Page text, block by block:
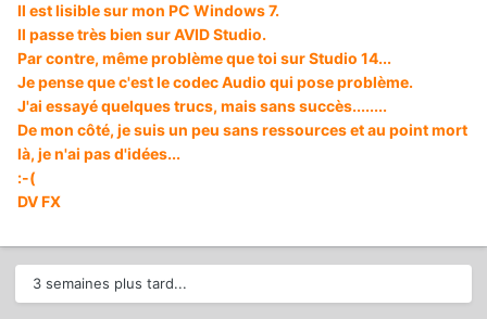
Il est lisible sur mon PC Windows 7.
Il passe très bien sur AVID Studio.
Par contre, même problème que toi sur Studio 14...
Je pense que c'est le codec Audio qui pose problème.
J'ai essayé quelques trucs, mais sans succès........
De mon côté, je suis un peu sans ressources et au point mort
là, je n'ai pas d'idées...
:-(
DV FX
3 semaines plus tard...